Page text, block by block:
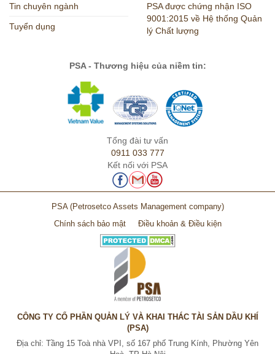
Tin chuyên ngành
Tuyển dụng
PSA được chứng nhận ISO
9001:2015 về Hệ thống Quản
lý Chất lượng
PSA - Thương hiệu của niềm tin:
Tổng đài tư vấn
0911 033 777
Kết nối với PSA
PSA (Petrosetco Assets Management company)
Chính sách bảo mật
Điều khoản & Điều kiện
CÔNG TY CỔ PHẦN QUẢN LÝ VÀ KHAI THÁC TÀI SẢN DẦU KHÍ
(PSA)
Địa chỉ: Tầng 15 Toà nhà VPI, số 167 phố Trung Kính, Phường Yên